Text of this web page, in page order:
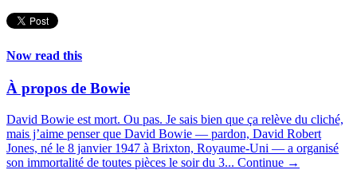
Now read this
À propos de Bowie
David Bowie est mort. Ou pas. Je sais bien que ça relève du cliché,
mais j’aime penser que David Bowie — pardon, David Robert
Jones, né le 8 janvier 1947 à Brixton, Royaume-Uni — a organisé
son immortalité de toutes pièces le soir du 3... Continue →